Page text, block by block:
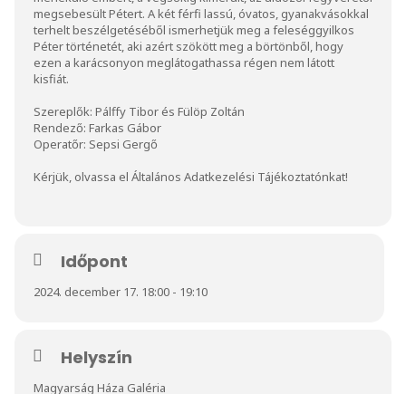
megsebesült Pétert. A két férfi lassú, óvatos, gyanakvásokkal
terhelt beszélgetéséből ismerhetjük meg a feleséggyilkos
Péter történetét, aki azért szökött meg a börtönből, hogy
ezen a karácsonyon meglátogathassa régen nem látott
kisfiát.
Szereplők: Pálffy Tibor és Fülöp Zoltán
Rendező: Farkas Gábor
Operatőr: Sepsi Gergő
Kérjük, olvassa el Általános Adatkezelési Tájékoztatónkat!
Időpont
2024. december 17. 18:00 - 19:10
Helyszín
Magyarság Háza Galéria